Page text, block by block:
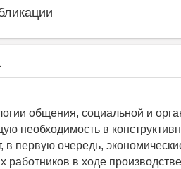
общения, социальной и
необходимость в
первую очередь,
работников в ходе